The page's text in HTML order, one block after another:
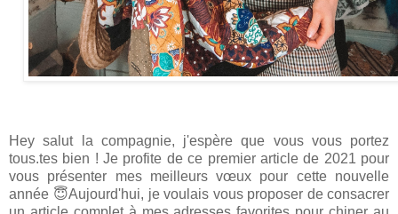
Hey salut la compagnie, j'espère que vous vous portez
tous.tes bien ! Je profite de ce premier article de 2021 pour
vous présenter mes meilleurs vœux pour cette nouvelle
année 😇Aujourd'hui, je voulais vous proposer de consacrer